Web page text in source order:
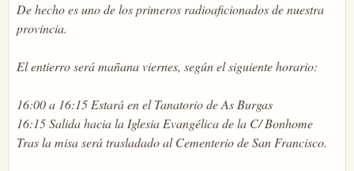
De hecho es uno de los primeros radioaficionados de nuestra
provincia.
El entierro será mañana viernes, según el siguiente horario:
16:00 a 16:15 Estará en el Tanatorio de As Burgas
16:15 Salida hacia la Iglesia Evangélica de la C/ Bonhome
Tras la misa será trasladado al Cementerio de San Francisco.